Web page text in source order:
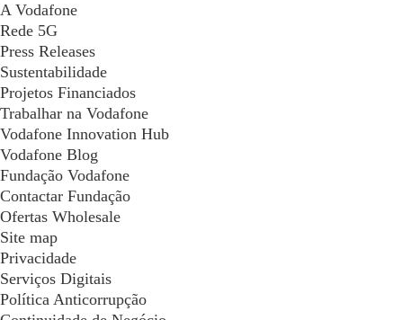
A Vodafone
Rede 5G
Press Releases
Sustentabilidade
Projetos Financiados
Trabalhar na Vodafone
Vodafone Innovation Hub
Vodafone Blog
Fundação Vodafone
Contactar Fundação
Ofertas Wholesale
Site map
Privacidade
Serviços Digitais
Política Anticorrupção